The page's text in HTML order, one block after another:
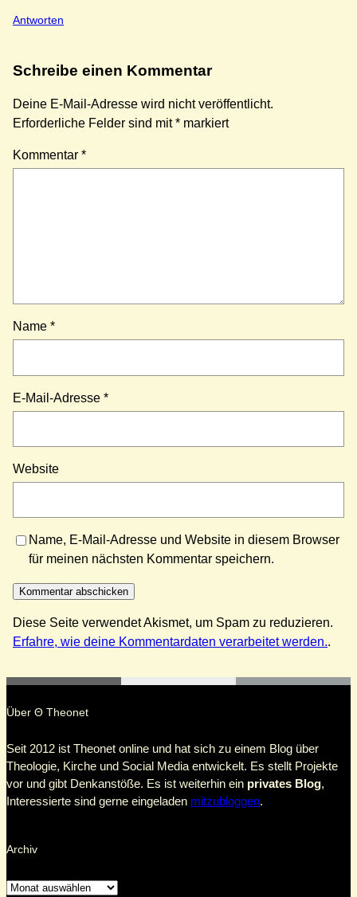
Antworten
Schreibe einen Kommentar
Deine E-Mail-Adresse wird nicht veröffentlicht.
Erforderliche Felder sind mit* markiert
Kommentar *
Name *
E-Mail-Adresse *
Website
Name, E-Mail-Adresse und Website in diesem Browser
für meinen nächsten Kommentar speichern.
Diese Seite verwendet Akismet, um Spam zu reduzieren.
Erfahre, wie deine Kommentardaten verarbeitet werden..
Über Θ Theonet
Seit 2012 ist Theonet online und hat sich zu einem Blog über
Theologie, Kirche und Social Media entwickelt. Es stellt Projekte
vor und gibt Denkanstöße. Es ist weiterhin ein privates Blog,
Interessierte sind gerne eingeladen mitzubloggen.
Archiv